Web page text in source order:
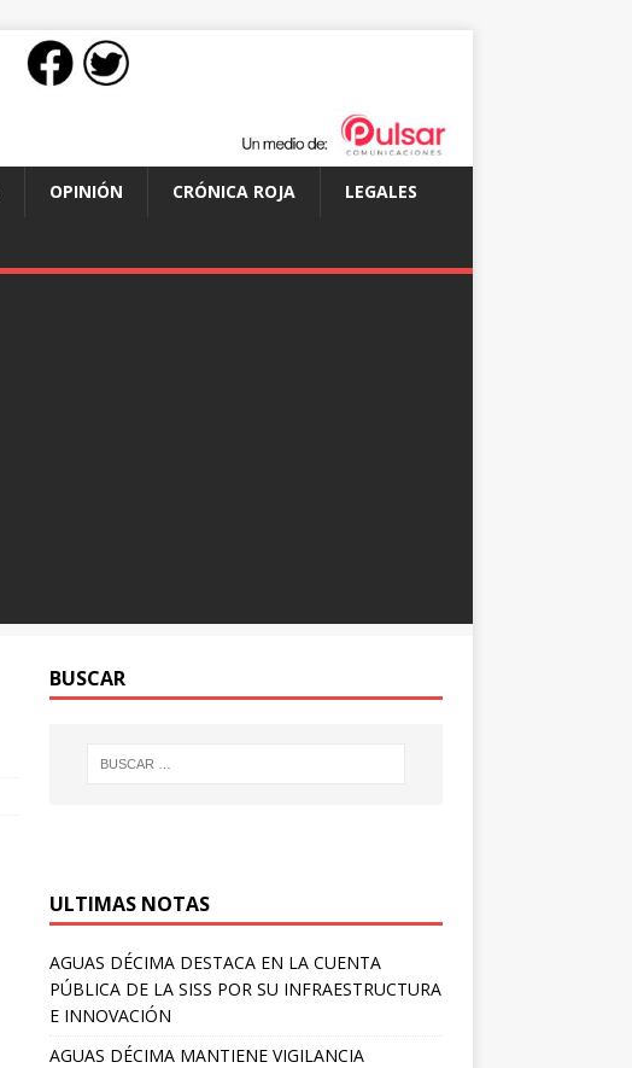
OPINIÓN CRÓNICA ROJA LEGALES
BUSCAR
ULTIMAS NOTAS
AGUAS DÉCIMA DESTACA EN LA CUENTA
PÚBLICA DE LA SISS POR SU INFRAESTRUCTURA
E INNOVACIÓN
AGUAS DÉCIMA MANTIENE VIGILANCIA